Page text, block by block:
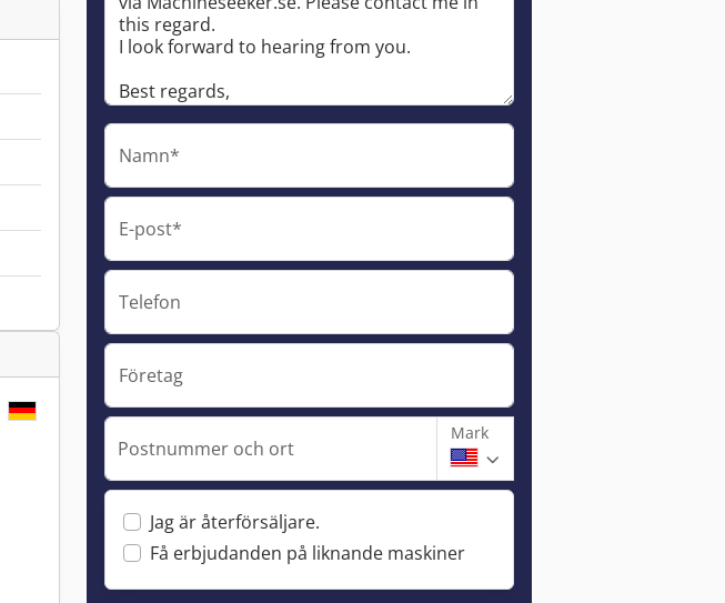
Namn*
E-post*
Telefon
Företag
Postnummer och ort
Mark
Jag är återförsäljare.
Få erbjudanden på liknande maskiner